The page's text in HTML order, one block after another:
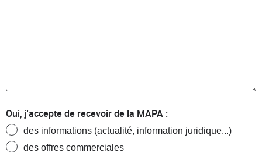
Oui, j'accepte de recevoir de la MAPA :
des informations (actualité, information juridique...)
des offres commerciales